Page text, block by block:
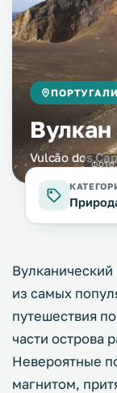
Vulcão dos
из самых
путешествия
части острова
Невероятные
магнитом,